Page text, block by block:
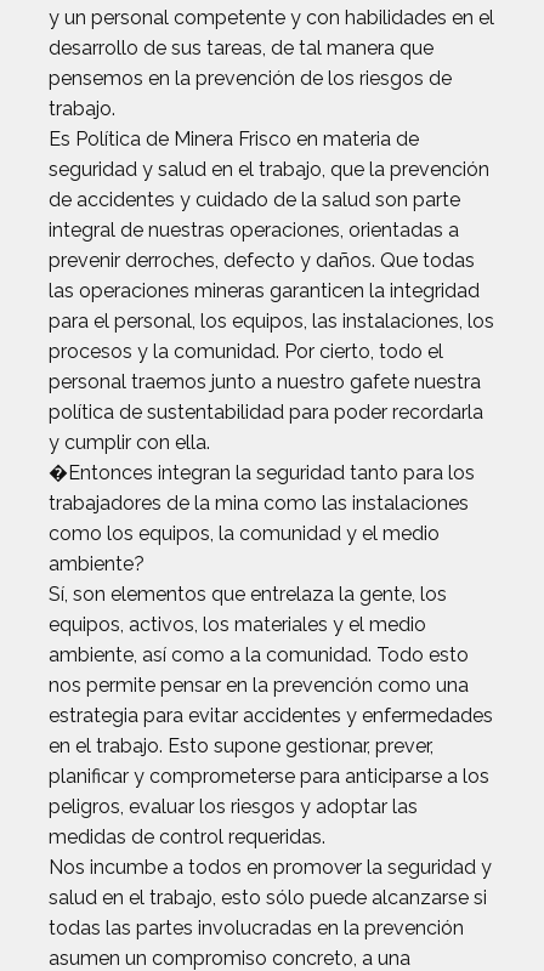
y un personal competente y con habilidades en el
desarrollo de sus tareas, de tal manera que
pensemos en la prevención de los riesgos de
trabajo.
Es Política de Minera Frisco en materia de
seguridad y salud en el trabajo, que la prevención
de accidentes y cuidado de la salud son parte
integral de nuestras operaciones, orientadas a
prevenir derroches, defecto y daños. Que todas
las operaciones mineras garanticen la integridad
para el personal, los equipos, las instalaciones, los
procesos y la comunidad. Por cierto, todo el
personal traemos junto a nuestro gafete nuestra
política de sustentabilidad para poder recordarla
y cumplir con ella.
�Entonces integran la seguridad tanto para los
trabajadores de la mina como las instalaciones
como los equipos, la comunidad y el medio
ambiente?
Sí, son elementos que entrelaza la gente, los
equipos, activos, los materiales y el medio
ambiente, así como a la comunidad. Todo esto
nos permite pensar en la prevención como una
estrategia para evitar accidentes y enfermedades
en el trabajo. Esto supone gestionar, prever,
planificar y comprometerse para anticiparse a los
peligros, evaluar los riesgos y adoptar las
medidas de control requeridas.
Nos incumbe a todos en promover la seguridad y
salud en el trabajo, esto sólo puede alcanzarse si
todas las partes involucradas en la prevención
asumen un compromiso concreto, a una